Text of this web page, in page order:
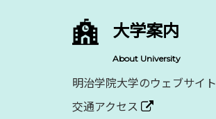
大学案内
About University
明治学院大学のウェブサイト
交通アクセス